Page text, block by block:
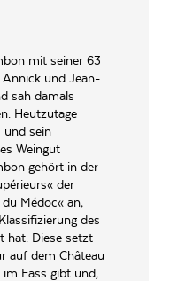
Brombeere, Cassis, feines
bereits einen
der besten Winzer
mit seiner 63
und Jean-
sah damals
Heutzutage
und sein
Weingut
gehört in der
der
Médoc« an,
des
hat. Diese setzt
auf dem Château
Fass gibt und,